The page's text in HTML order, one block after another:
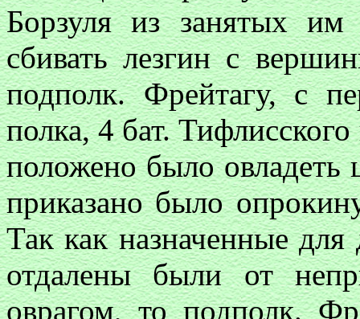
Борзуля из занятых
сбивать лезгин с
подполк. Фрейтагу, с
полка, 4 бат.
положено было овладеть
приказано было
Так как назначенные для
отдалены были от
оврагом, то подполк.